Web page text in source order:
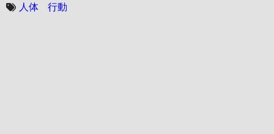
人体 行動